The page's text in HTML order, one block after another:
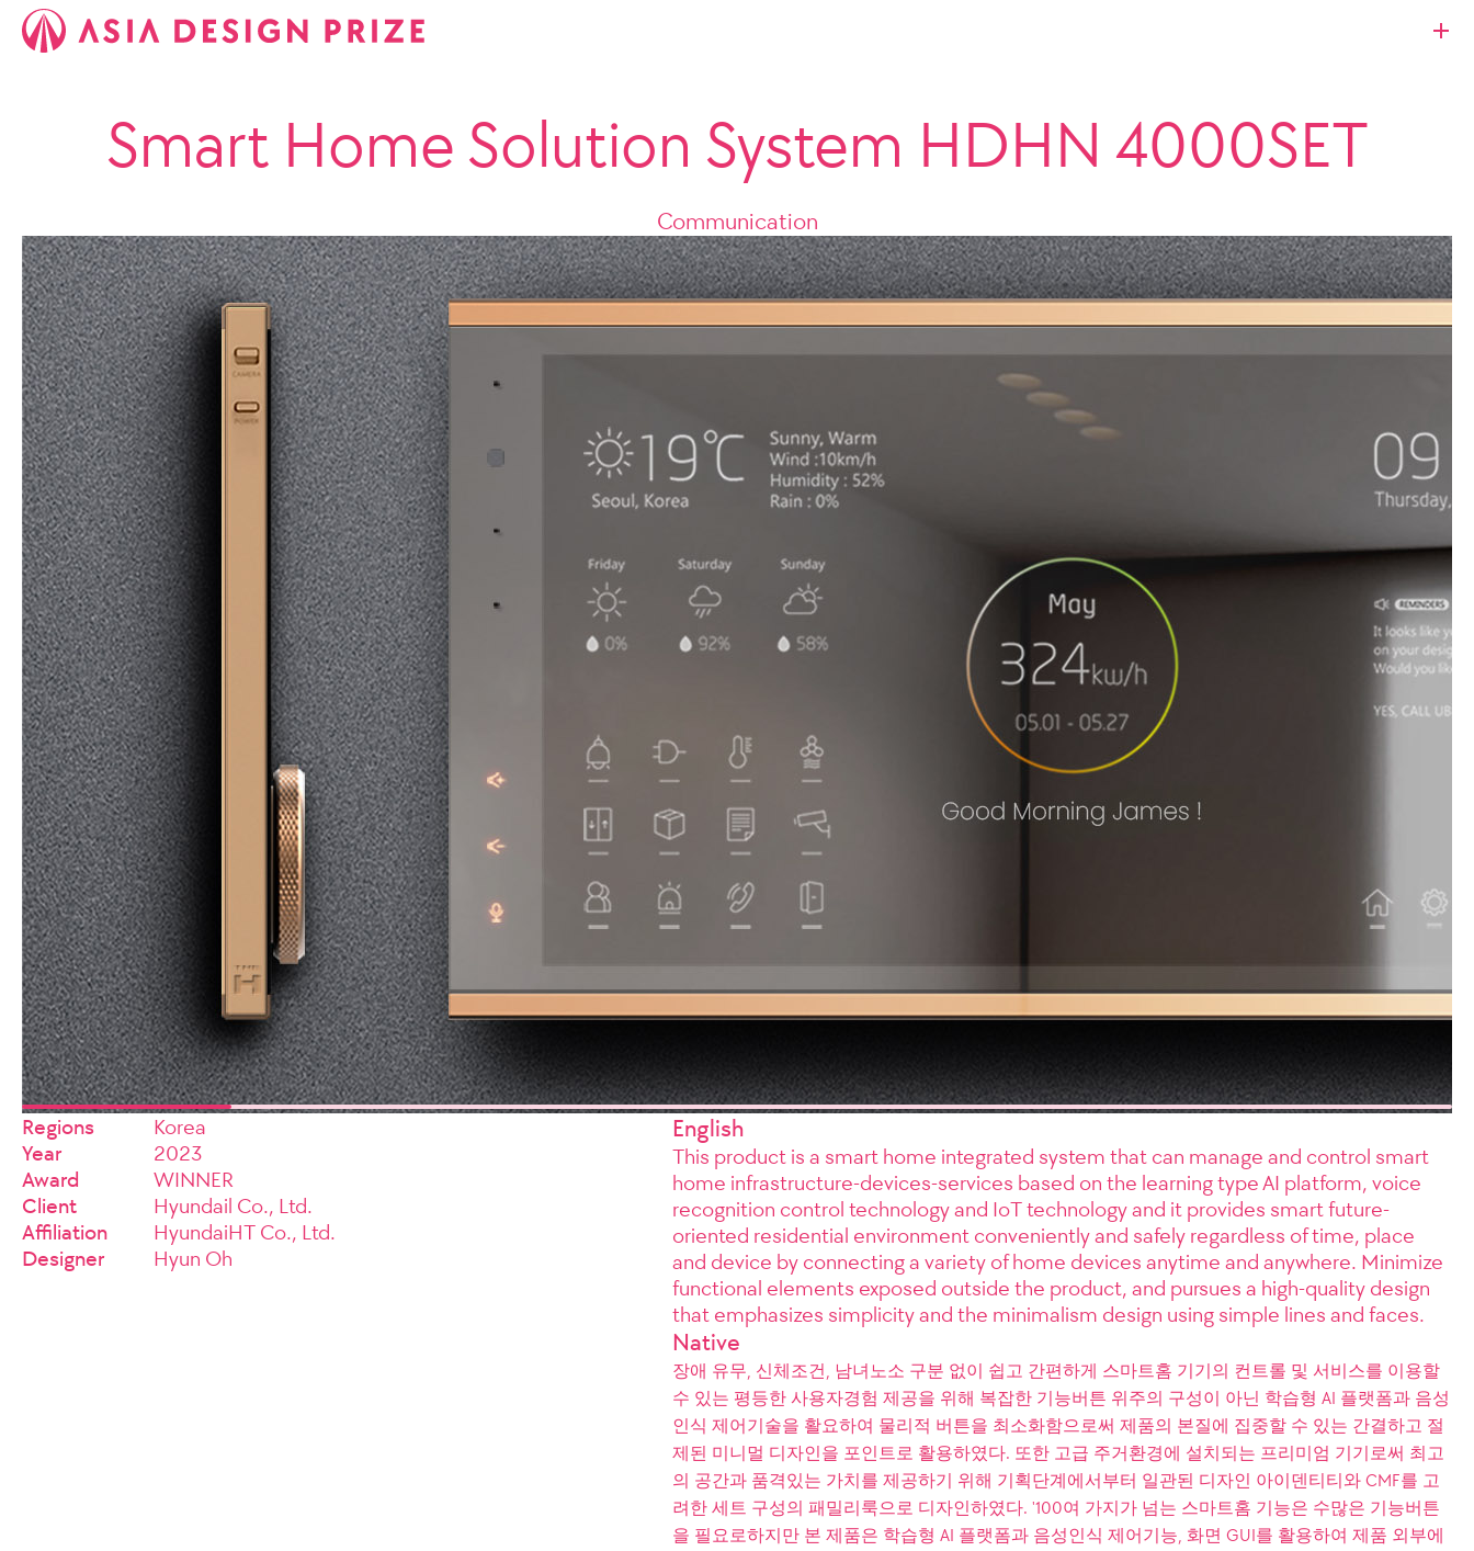
Smart Home Solution System HDHN 4000SET
Communication
Regions
Korea
Year
2023
Award
WINNER
Client
Hyundail Co., Ltd.
Affiliation
HyundaiHT Co., Ltd.
Designer
Hyun Oh
English
This product is a smart home integrated system that can manage and control smart
home infrastructure-devices-services based on the learning type AI platform, voice
recognition control technology and IoT technology and it provides smart future-
oriented residential environment conveniently and safely regardless of time, place
and device by connecting a variety of home devices anytime and anywhere. Minimize
functional elements exposed outside the product, and pursues a high-quality design
that emphasizes simplicity and the minimalism design using simple lines and faces.
Native
장애 유무, 신체조건, 남녀노소 구분 없이 쉽고 간편하게 스마트홈 기기의 컨트롤 및 서비스를 이용할
수 있는 평등한 사용자경험 제공을 위해 복잡한 기능버튼 위주의 구성이 아닌 학습형 AI 플랫폼과 음성
인식 제어기술을 활요하여 물리적 버튼을 최소화함으로써 제품의 본질에 집중할 수 있는 간결하고 절
제된 미니멀 디자인을 포인트로 활용하였다. 또한 고급 주거환경에 설치되는 프리미엄 기기로써 최고
의 공간과 품격있는 가치를 제공하기 위해 기획단계에서부터 일관된 디자인 아이덴티티와 CMF를 고
려한 세트 구성의 패밀리룩으로 디자인하였다. '100여 가지가 넘는 스마트홈 기능은 수많은 기능버튼
을 필요로하지만 본 제품은 학습형 AI 플랫폼과 음성인식 제어기능, 화면 GUI를 활용하여 제품 외부에